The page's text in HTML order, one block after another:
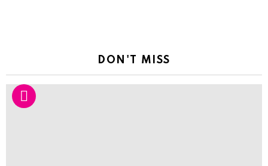
DON'T MISS